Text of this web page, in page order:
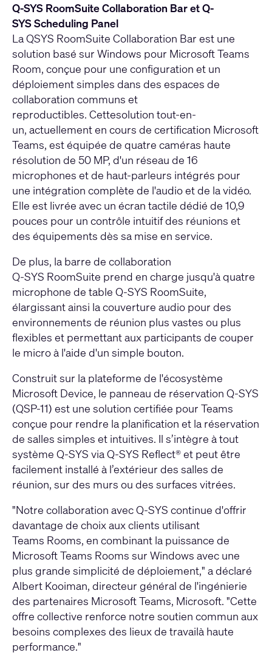
Q-SYS RoomSuite Collaboration Bar et Q-
SYS Scheduling Panel
La QSYS RoomSuite Collaboration Bar est une
solution basé sur Windows pour Microsoft Teams
Room, conçue pour une configuration et un
déploiement simples dans des espaces de
collaboration communs et
reproductibles. Cettesolution tout-en-
un, actuellement en cours de certification Microsoft
Teams, est équipée de quatre caméras haute
résolution de 50 MP, d'un réseau de 16
microphones et de haut-parleurs intégrés pour
une intégration complète de l'audio et de la vidéo.
Elle est livrée avec un écran tactile dédié de 10,9
pouces pour un contrôle intuitif des réunions et
des équipements dès sa mise en service.
De plus, la barre de collaboration
Q‑SYS RoomSuite prend en charge jusqu'à quatre
microphone de table Q‑SYS RoomSuite,
élargissant ainsi la couverture audio pour des
environnements de réunion plus vastes ou plus
flexibles et permettant aux participants de couper
le micro à l'aide d'un simple bouton.
Construit sur la plateforme de l'écosystème
Microsoft Device, le panneau de réservation Q‑SYS
(QSP-11) est une solution certifiée pour Teams
conçue pour rendre la planification et la réservation
de salles simples et intuitives. Il s’intègre à tout
système Q-SYS via Q-SYS Reflect® et peut être
facilement installé à l’extérieur des salles de
réunion, sur des murs ou des surfaces vitrées.
"Notre collaboration avec Q‑SYS continue d'offrir
davantage de choix aux clients utilisant
Teams Rooms, en combinant la puissance de
Microsoft Teams Rooms sur Windows avec une
plus grande simplicité de déploiement," a déclaré
Albert Kooiman, directeur général de l'ingénierie
des partenaires Microsoft Teams, Microsoft. "Cette
offre collective renforce notre soutien commun aux
besoins complexes des lieux de travailà haute
performance."